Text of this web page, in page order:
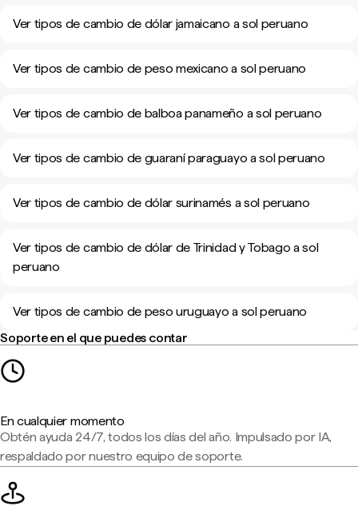
Ver tipos de cambio de dólar jamaicano a sol peruano
Ver tipos de cambio de peso mexicano a sol peruano
Ver tipos de cambio de balboa panameño a sol peruano
Ver tipos de cambio de guaraní paraguayo a sol peruano
Ver tipos de cambio de dólar surinamés a sol peruano
Ver tipos de cambio de dólar de Trinidad y Tobago a sol
peruano
Ver tipos de cambio de peso uruguayo a sol peruano
Soporte en el que puedes contar
En cualquier momento
Obtén ayuda 24/7, todos los días del año. Impulsado por IA,
respaldado por nuestro equipo de soporte.